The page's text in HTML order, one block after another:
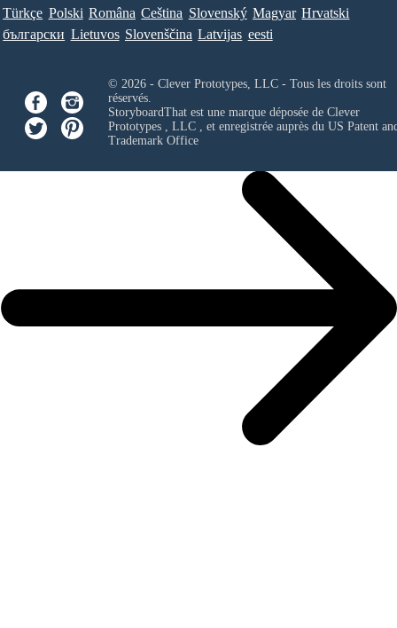
Türkçe Polski Româna Ceština Slovenský Magyar Hrvatski
български Lietuvos Slovenščina Latvijas eesti
© 2026 - Clever Prototypes, LLC - Tous les droits sont
réservés.
StoryboardThat est une marque déposée de Clever
Prototypes , LLC, et enregistrée auprès du US Patent
Trademark Office